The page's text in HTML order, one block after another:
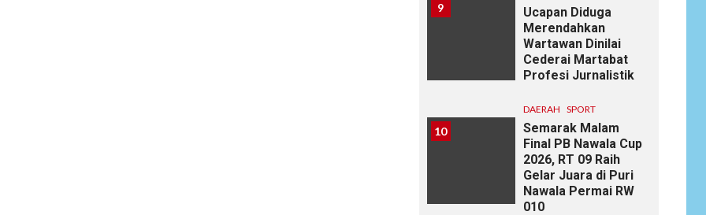
9
Ucapan Diduga
Merendahkan
Wartawan Dinilai
Cederai Martabat
Profesi Jurnalistik
10
DAERAH SPORT
Semarak Malam
Final PB Nawala Cup
2026, RT 09 Raih
Gelar Juara di Puri
Nawala Permai RW
010